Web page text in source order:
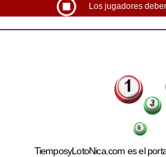
Los jugadores
TiemposyLotoNica.com es el